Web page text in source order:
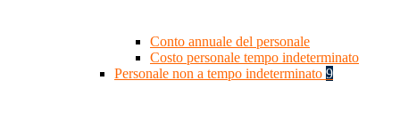
Conto annuale del personale
Costo personale tempo indeterminato
Personale non a tempo indeterminato 9